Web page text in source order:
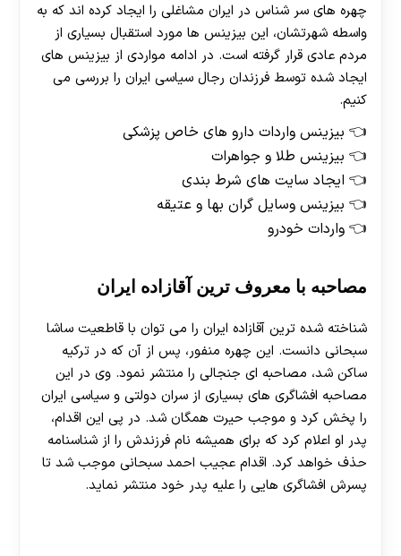
چهره های سر شناس در ایران مشاغلی را ایجاد کرده اند که به
واسطه شهرتشان، این بیزینس ها مورد استقبال بسیاری از
مردم عادی قرار گرفته است. در ادامه مواردی از بیزینس های
ایجاد شده توسط فرزندان رجال سیاسی ایران را بررسی می
کنیم.
بیزینس واردات دارو های خاص پزشکی
بیزینس طلا و جواهرات
ایجاد سایت های شرط بندی
بیزینس وسایل گران بها و عتیقه
واردات خودرو
مصاحبه با معروف ترین آقازاده ایران
شناخته شده ترین آقازاده ایران را می توان با قاطعیت ساشا
سبحانی دانست. این چهره منفور، پس از آن که در ترکیه
ساکن شد، مصاحبه ای جنجالی را منتشر نمود. وی در این
مصاحبه افشاگری های بسیاری از سران دولتی و سیاسی ایران
را پخش کرد و موجب حیرت همگان شد. در پی این اقدام،
پدر او اعلام کرد که برای همیشه نام فرزندش را از شناسنامه
حذف خواهد کرد. اقدام عجیب احمد سبحانی موجب شد تا
پسرش افشاگری هایی را علیه پدر خود منتشر نماید.